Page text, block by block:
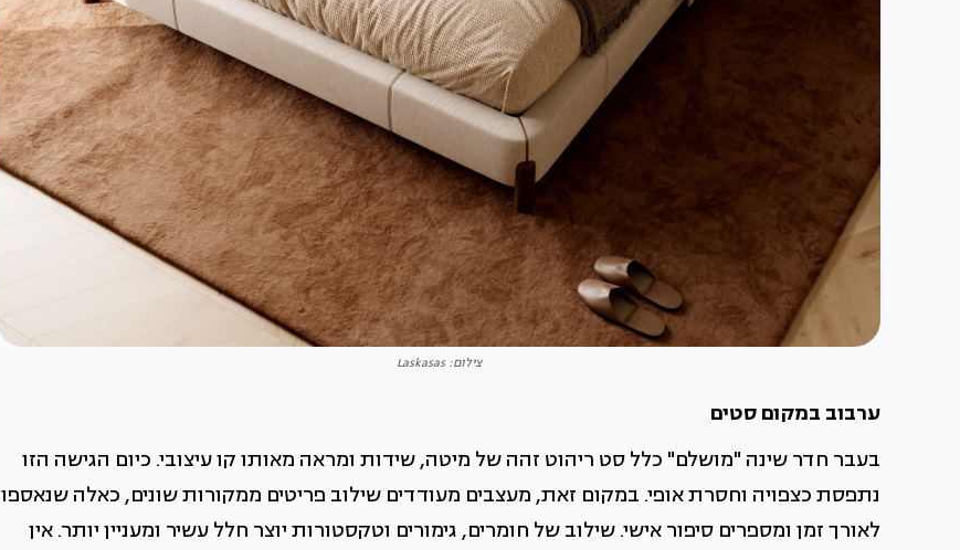
צילום: Laskasas
ערבוב במקום סטים
בעבר חדר שינה "מושלם" כלל סט ריהוט זהה של מיטה, שידות ומראה מאותו קו עיצובי. כיום הגישה הזו
נתפסת כצפויה וחסרת אופי. במקום זאת, מעצבים מעודדים שילוב פריטים ממקורות שונים, כאלה שנאספו
לאורך זמן ומספרים סיפור אישי. שילוב של חומרים, גימורים וטקסטורות יוצר חלל עשיר ומעניין יותר. אין